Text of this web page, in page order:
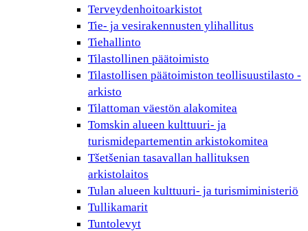
Terveydenhoitoarkistot
Tie- ja vesirakennusten ylihallitus
Tiehallinto
Tilastollinen päätoimisto
Tilastollisen päätoimiston teollisuustilasto -
arkisto
Tilattoman väestön alakomitea
Tomskin alueen kulttuuri- ja
turismidepartementin arkistokomitea
Tšetšenian tasavallan hallituksen
arkistolaitos
Tulan alueen kulttuuri- ja turismiministeriö
Tullikamarit
Tuntolevyt